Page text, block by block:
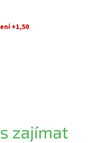
+1,50
zajímat